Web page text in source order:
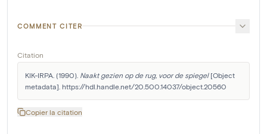
COMMENT CITER
Citation
KIK-IRPA. (1990). Naakt gezien op de rug, voor de spiegel [Object
metadata]. https://hdl.handle.net/20.500.14037/object.20560
Copier la citation